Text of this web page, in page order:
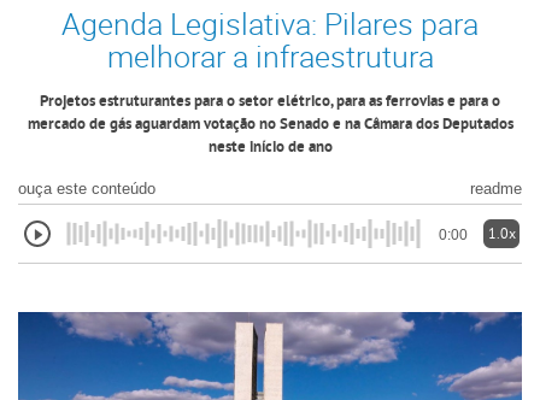
Agenda Legislativa: Pilares para
melhorar a infraestrutura
Projetos estruturantes para o setor elétrico, para as ferrovias e para o
mercado de gás aguardam votação no Senado e na Câmara dos Deputados
neste início de ano
ouça este conteúdo readme
0:00 1.0x